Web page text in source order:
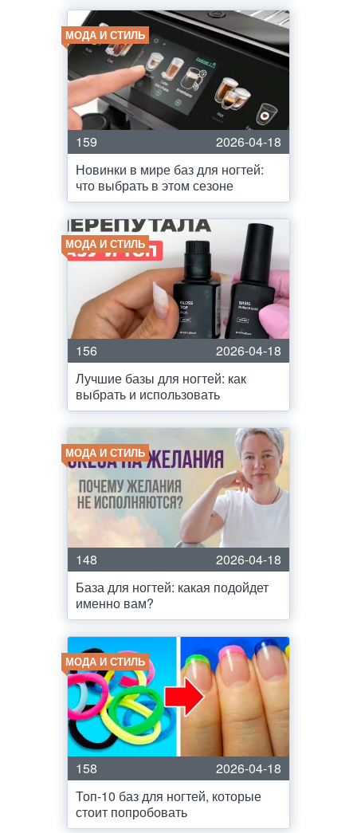
МОДА И СТИЛЬ
159
2026-04-18
Новинки в мире баз для ногтей:
что выбрать в этом сезоне
МОДА И СТИЛЬ
156
2026-04-18
Лучшие базы для ногтей: как
выбрать и использовать
МОДА И СТИЛЬ
148
2026-04-18
База для ногтей: какая подойдет
именно вам?
МОДА И СТИЛЬ
158
2026-04-18
Топ-10 баз для ногтей, которые
стоит попробовать